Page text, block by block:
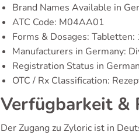
Brand Names Available in
ATC Code: M04AA01
Forms & Dosages:
Manufacturers in Germany:
Registration Status in
OTC / Rx Classification:
Verfügbarkeit &
Der Zugang zu Zyloric ist in